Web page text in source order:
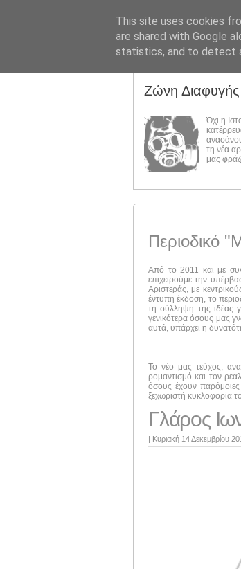
Ζώνη Διαφυγής
Όχι η
τη νέα
μας
Περιοδικό
Από το 2011 και με
επιχειρούμε την
Αριστεράς, με
έντυπη έκδοση, το
τη σύλληψη της ιδέας
γενικότερα όσους μας
αυτά, υπάρχει η
Το νέο μας τεύχος,
ρομαντισμό και τον
όσους έχουν
ξεχωριστή κυκλοφορία
Γλάρος
| Κυριακή 14 Δεκεμβρίου
This site uses cookies
are shared with Google
statistics, and to detect